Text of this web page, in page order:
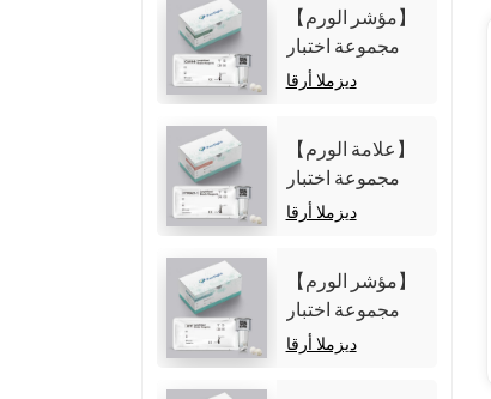
الكيميائية الضوئية
【مؤشر الورم】
مجموعة اختبار
مستضد
الكيميائية الضوئية
ديزملا أرقا
【علامة الورم】
مجموعة اختبار
Cytokeratin19
الكيميائية الضوئية
ديزملا أرقا
【مؤشر الورم】
مجموعة اختبار
ألفا فيتوبروتين
ديزملا أرقا